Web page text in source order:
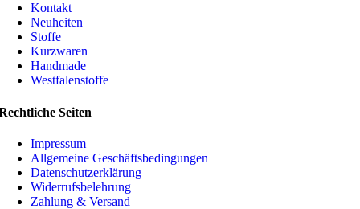
Kontakt
Neuheiten
Stoffe
Kurzwaren
Handmade
Westfalenstoffe
Seiten
Impressum
Allgemeine Geschäftsbedingungen
Datenschutzerklärung
Widerrufsbelehrung
Zahlung & Versand